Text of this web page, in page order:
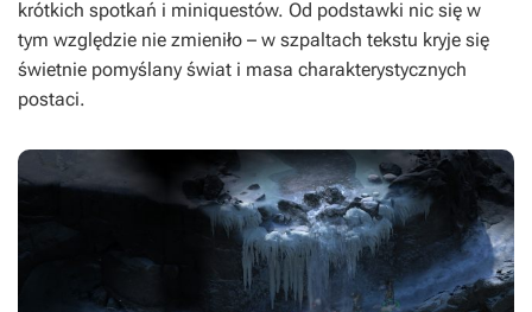
krótkich spotkań i miniquestów. Od podstawki nic się w
tym względzie nie zmieniło – w szpaltach tekstu kryje się
świetnie pomyślany świat i masa charakterystycznych
postaci.